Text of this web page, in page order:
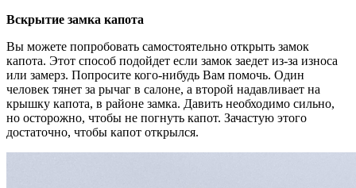
Вскрытие замка капота
Вы можете попробовать самостоятельно открыть замок
капота. Этот способ подойдет если замок заедет из-за износа
или замерз. Попросите кого-нибудь Вам помочь. Один
человек тянет за рычаг в салоне, а второй надавливает на
крышку капота, в районе замка. Давить необходимо сильно,
но осторожно, чтобы не погнуть капот. Зачастую этого
достаточно, чтобы капот открылся.